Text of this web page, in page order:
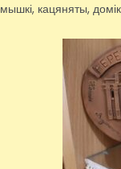
мышкі, кацяняты,